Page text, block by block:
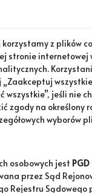
z plików
stronie internetowej
wszystkie”, jeśli nie
zgody na
wyborów
osobowych jest PGD
przez Sąd
Rejestru